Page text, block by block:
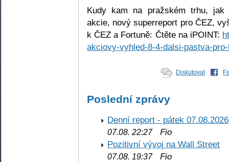
Kudy kam na pražském trhu, jak
akcie, nový superreport pro ČEZ,
k ČEZ a Fortuně: Čtěte na iPOINT:
akciovy-vyhled-8-4-dalsi-pastva-
Diskutovat
Poslední zprávy
Denní report - pátek 07.08.2026
07.08. 22:27Fio
Pozitivní vývoj na Wall Street
07.08. 19:37Fio